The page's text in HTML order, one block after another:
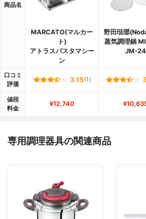
商品名
MARCATO(マルカー
ト)
アトラスパスタマシー
ン
野田琺瑯
蒸気調理鍋
JM-24
口コミ
評価
3.15(1)
値段
料金
¥12,740
専用調理器具の関連商品